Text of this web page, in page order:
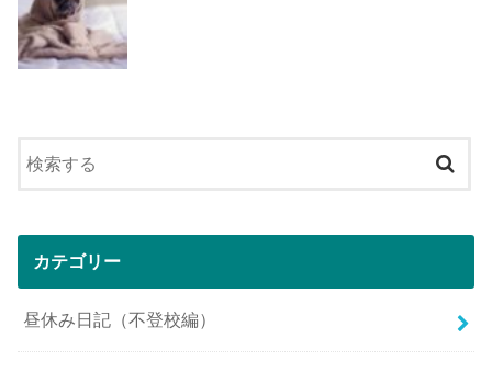
カテゴリー
昼休み日記（不登校編）